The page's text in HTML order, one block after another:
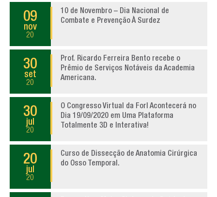
09
nov
20
10 de Novembro – Dia Nacional de
Combate e Prevenção À Surdez
30
set
20
Prof. Ricardo Ferreira Bento recebe o
Prêmio de Serviços Notáveis da Academia
Americana.
30
jul
20
O Congresso Virtual da Forl Acontecerá no
Dia 19/09/2020 em Uma Plataforma
Totalmente 3D e Interativa!
20
jul
20
Curso de Dissecção de Anatomia Cirúrgica
do Osso Temporal.